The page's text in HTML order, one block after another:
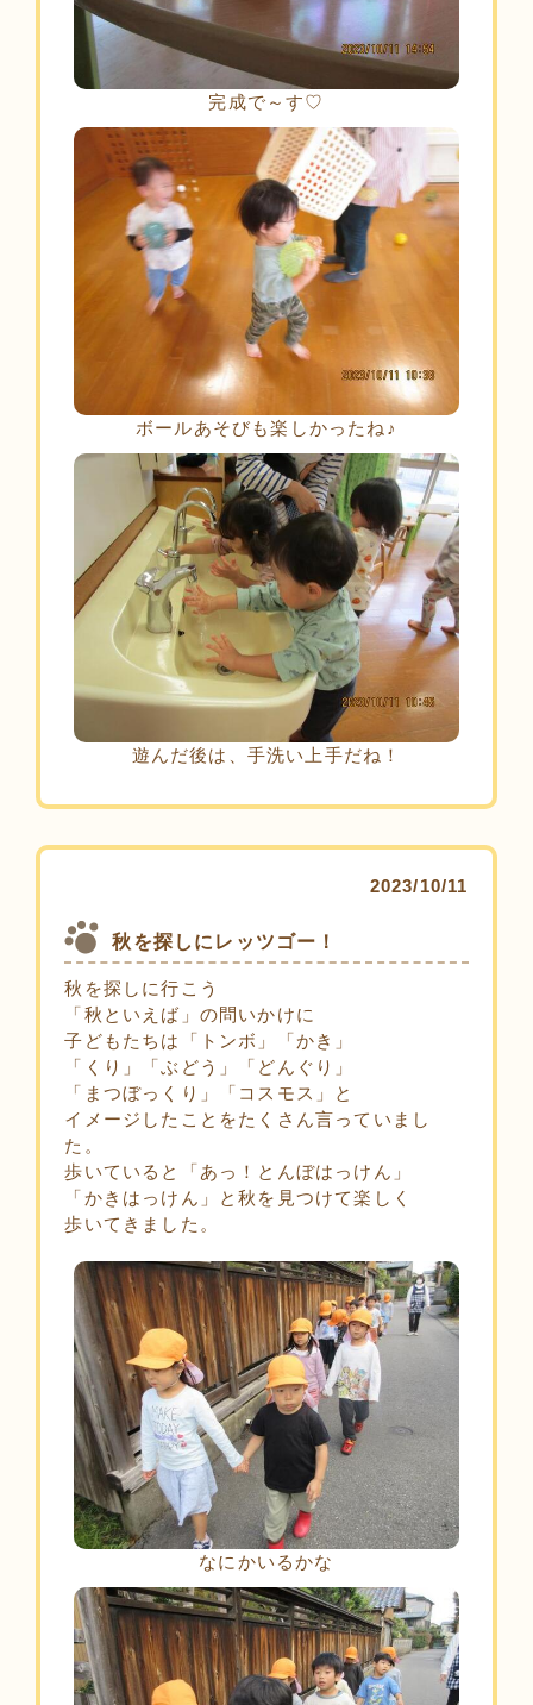
完成で～す♡
ボールあそびも楽しかったね♪
遊んだ後は、手洗い上手だね！
2023/10/11
秋を探しにレッツゴー！
秋を探しに行こう
「秋といえば」の問いかけに
子どもたちは「トンボ」「かき」
「くり」「ぶどう」「どんぐり」
「まつぼっくり」「コスモス」と
イメージしたことをたくさん言っていまし
た。
歩いていると「あっ！とんぼはっけん」
「かきはっけん」と秋を見つけて楽しく
歩いてきました。
なにかいるかな